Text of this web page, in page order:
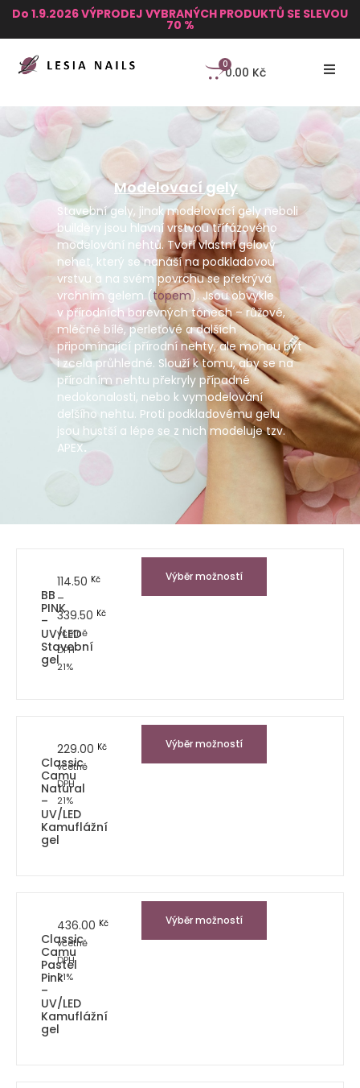
Do 1.9.2026 VÝPRODEJ VYBRANÝCH PRODUKTŮ SE SLEVOU
70 %
0.00 Kč
0
Modelovací gely
Stavební gely, jinak modelovací gely neboli
buildery jsou hlavní vrstvou třífázového
modelování nehtů. Tvoří vlastní gelový
nehet, který se nanáší na podkladovou
vrstvu a na svém povrchu se překrývá
vrchním gelem (topem). Jsou obvykle
v přírodních barevných tónech – růžové,
mléčně bílé, perleťové a dalších
připomínající přírodní nehty, ale mohou být
i zcela průhledné. Slouží k tomu, aby se na
přírodním nehtu překryly případné
nedokonalosti, nebo k vymodelování
delšího nehtu. Proti podkladovému gelu
jsou hustší a lépe se z nich modeluje tzv.
APEX.
BB
PINK
–
UV/LED
Stavební
gel
114.50 Kč
–
339.50 Kč
včetně
DPH
21%
Výběr možností
Classic
Camu
Natural
–
UV/LED
Kamuflážní
gel
229.00 Kč
včetně
DPH
21%
Výběr možností
Classic
Camu
Pastel
Pink
–
UV/LED
Kamuflážní
gel
436.00 Kč
včetně
DPH
21%
Výběr možností